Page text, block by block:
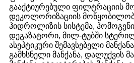
გააქტიურებული ფილტრაციის
დეკოლორიზაციის
ჰიდროლიზის სისტემა,
დეგაზატორი, მილ-ტუბში
ასეპტიკური შემავსებელი
გამხსნელი მანქანა, დალუქვის